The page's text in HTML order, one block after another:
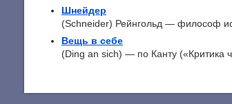
Шнейдер
(Schneider) Рейнгольд — философ
Вещь в себе
(Ding an sich) — по Канту («Критика